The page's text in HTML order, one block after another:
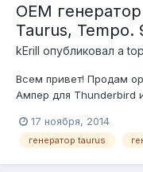
OEM
Taurus, Tempo.
kErill опубликовал a
Всем привет! Продам
Ампер для Thunderbird
Taurus 2.5 1989-1991
1991г. Становится на
17 ноября, 2014
генератор taurus